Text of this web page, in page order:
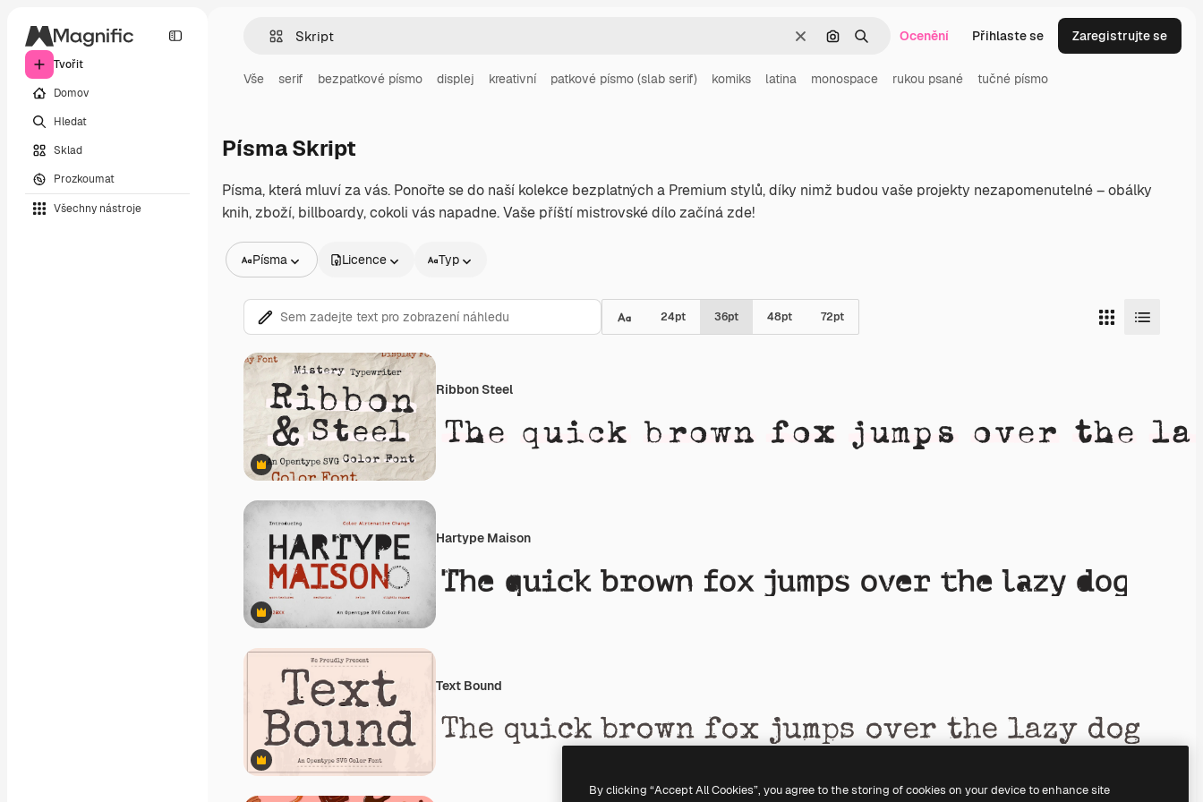
Tvořit
Domov
Hledat
Sklad
Prozkoumat
Všechny nástroje
ZrušitHledat podle obrázku
HledatOcenění Přihlaste se Zaregistrujte se
Vše serif bezpatkové písmo displej kreativní patkové písmo (slab serif) komiks latina monospace rukou psané tučné písmo
Písma Skript
Písma, která mluví za vás. Ponořte se do naší kolekce bezplatných a Premium stylů, díky nimž budou vaše projekty nezapomenutelné – obálky
knih, zboží, billboardy, cokoli vás napadne. Vaše příští mistrovské dílo začíná zde!
Písma
Vektory
Ilustrace
Fotografie
Šablony
Makety
Videa
Záběry
Pohybová grafika
Video šablony
Ikony
3D modely
Písma
Licence Typ
24pt 36pt 48pt 72pt
Premium
Ribbon Steel
Premium
Hartype Maison
Premium
Text Bound
By clicking “Accept All Cookies”, you agree to the storing of cookies on your device to enhance site